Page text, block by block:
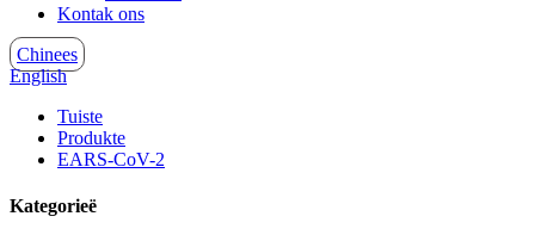
Kontak ons
Chinees
English
Tuiste
Produkte
EARS-CoV-2
Kategorieë